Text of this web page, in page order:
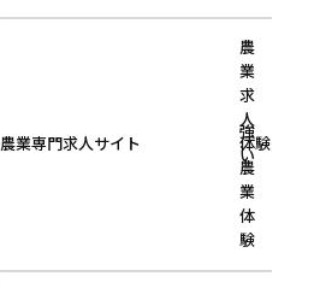
農業専門求人サイト
農
業
求
人
、
農
業
体
験
強
い
体験経由